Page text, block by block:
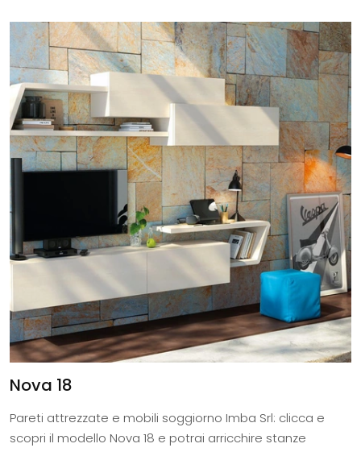
Nova 18
Pareti attrezzate e mobili soggiorno Imba Srl: clicca e
scopri il modello Nova 18 e potrai arricchire stanze